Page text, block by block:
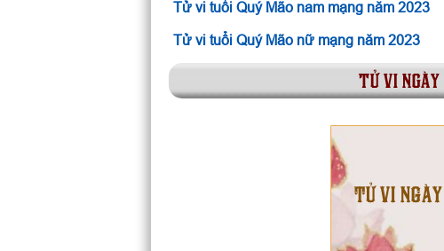
Tử vi tuổi Quý Mão nam mạng năm 2023
Tử vi tuổi Quý Mão nữ mạng năm 2023
tử vi ngày
TỬ VI